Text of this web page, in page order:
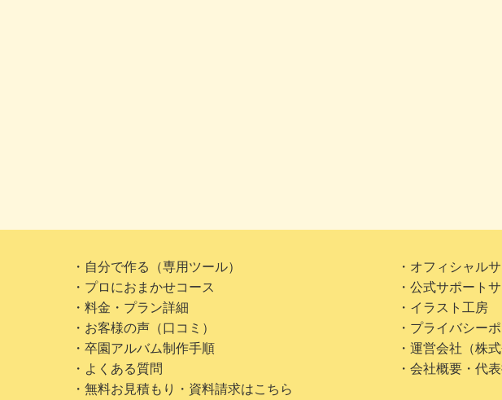
・自分で作る（専用ツール）
・プロにおまかせコース
・料金・プラン詳細
・お客様の声（口コミ）
・卒園アルバム制作手順
・よくある質問
・無料お見積もり・資料請求はこちら
・オフィシャル
・公式サポート
・イラスト工房
・プライバシー
・運営会社（株
・会社概要・代